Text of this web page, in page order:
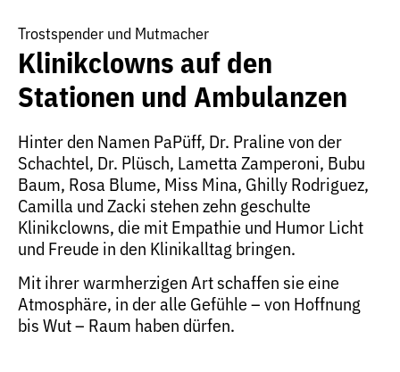
Trostspender und Mutmacher
Klinikclowns auf den
Stationen und Ambulanzen
Hinter den Namen PaPüff, Dr. Praline von der
Schachtel, Dr. Plüsch, Lametta Zamperoni, Bubu
Baum, Rosa Blume, Miss Mina, Ghilly Rodriguez,
Camilla und Zacki stehen zehn geschulte
Klinikclowns, die mit Empathie und Humor Licht
und Freude in den Klinikalltag bringen.
Mit ihrer warmherzigen Art schaffen sie eine
Atmosphäre, in der alle Gefühle – von Hoffnung
bis Wut – Raum haben dürfen.